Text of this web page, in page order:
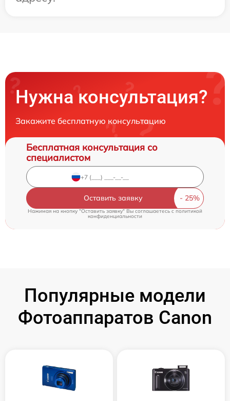
Нужна консультация?
Закажите бесплатную консультацию
Бесплатная консультация со
специалистом
Оставить заявку
Нажимая на кнопку "Оставить заявку" Вы соглашаетесь cполитикой
конфиденциальности
Популярные модели
Фотоаппаратов Canon